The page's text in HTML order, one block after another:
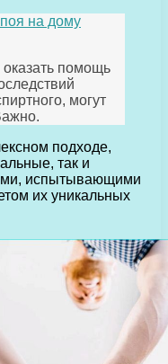
на дому
помощь
могут
подходе,
так и
испытывающими
их уникальных